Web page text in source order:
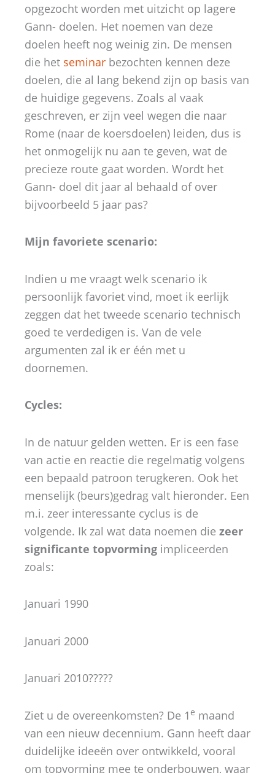
opgezocht worden met uitzicht op lagere
Gann- doelen. Het noemen van deze
doelen heeft nog weinig zin. De mensen
die het seminar bezochten kennen deze
doelen, die al lang bekend zijn op basis van
de huidige gegevens. Zoals al vaak
geschreven, er zijn veel wegen die naar
Rome (naar de koersdoelen) leiden, dus is
het onmogelijk nu aan te geven, wat de
precieze route gaat worden. Wordt het
Gann- doel dit jaar al behaald of over
bijvoorbeeld 5 jaar pas?
Mijn favoriete scenario:
Indien u me vraagt welk scenario ik
persoonlijk favoriet vind, moet ik eerlijk
zeggen dat het tweede scenario technisch
goed te verdedigen is. Van de vele
argumenten zal ik er één met u
doornemen.
Cycles:
In de natuur gelden wetten. Er is een fase
van actie en reactie die regelmatig volgens
een bepaald patroon terugkeren. Ook het
menselijk (beurs)gedrag valt hieronder. Een
m.i. zeer interessante cyclus is de
volgende. Ik zal wat data noemen die zeer
significante topvorming impliceerden
zoals:
Januari 1990
Januari 2000
Januari 2010?????
Ziet u de overeenkomsten? De 1 e maand
van een nieuw decennium. Gann heeft daar
duidelijke ideeën over ontwikkeld, vooral
om topvorming mee te onderbouwen, waar